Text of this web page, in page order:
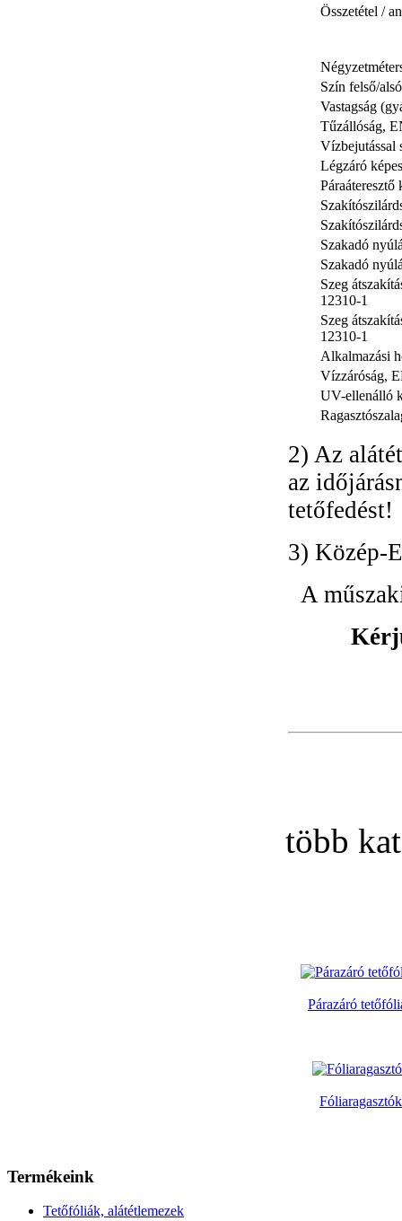
Összetétel /
Szín felső/
Vastagság
Tűzállóság,
Vízbejutással
Légzáró
Szakadó
Szakadó
Szeg
12310-1
Szeg
12310-1
Alkalmazási
Vízzáróság,
UV-ellenálló
2) Az
az
tetőfedést!
3) Közép-
A
több
Párazáró
Fóliaragasztók
Termékeink
Tetőfóliák, alátétlemezek